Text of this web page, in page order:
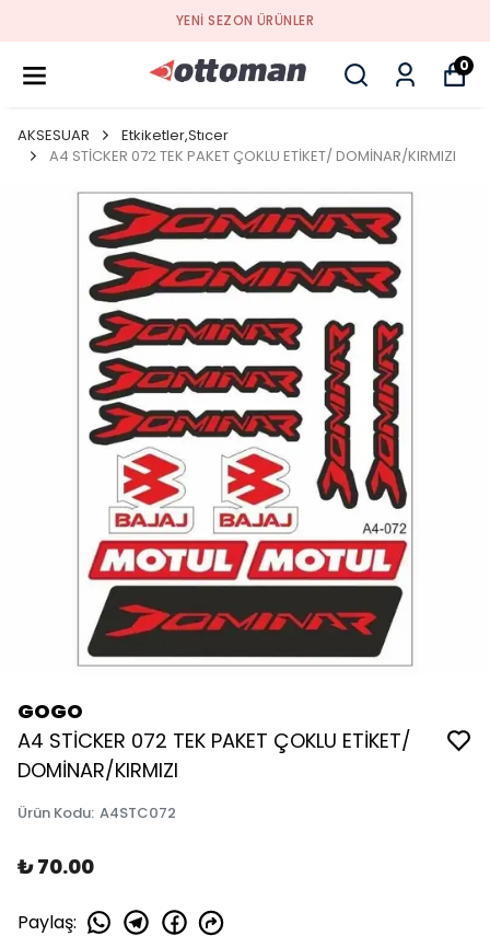
YENI SEZON ÜRÜNLER
0
AKSESUAR
Etkiketler,Stıcer
A4 STİCKER 072 TEK PAKET ÇOKLU ETİKET/ DOMİNAR/KIRMIZI
GOGO
A4 STİCKER 072 TEK PAKET ÇOKLU ETİKET/
DOMİNAR/KIRMIZI
Ürün Kodu: A4STC072
₺ 70.00
Paylaş: